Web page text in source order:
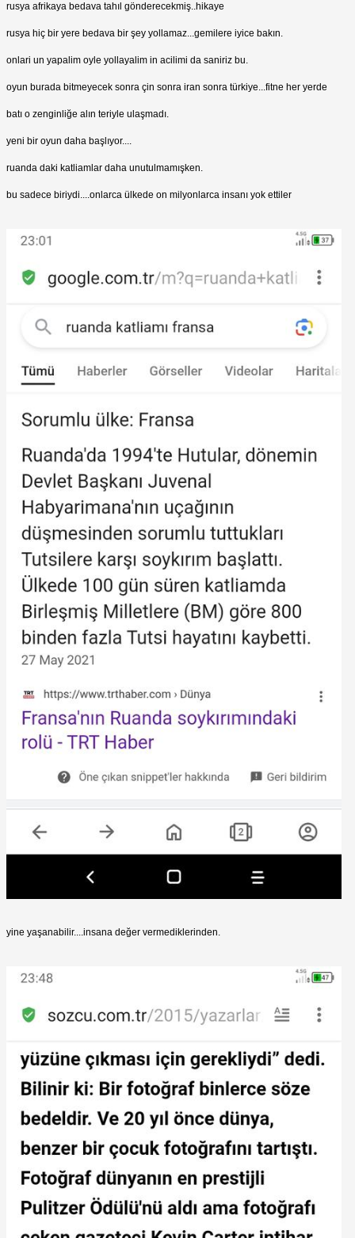
rusya afrikaya bedava tahıl gönderecekmiş..hikaye
rusya hiç bir yere bedava bir şey yollamaz...gemilere iyice bakın.
onlari un yapalim oyle yollayalim in acilimi da saniriz bu.
oyun burada bitmeyecek sonra çin sonra iran sonra türkiye...fitne her yerde
batı o zenginliğe alın teriyle ulaşmadı.
yeni bir oyun daha başlıyor....
ruanda daki katliamlar daha unutulmamışken.
bu sadece biriydi....onlarca ülkede on milyonlarca insanı yok ettiler
yine yaşanabilir....insana değer vermediklerinden.